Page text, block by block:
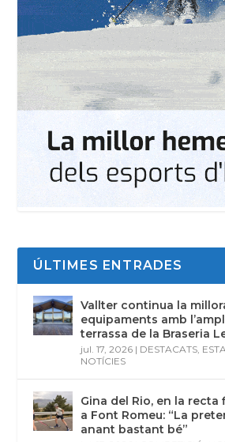
ÚLTIMES ENTRADES
Vallter continua la
equipaments amb
terrassa de la Braseria
jul. 17, 2026 | DESTACATS,
NOTÍCIES
Gina del Rio, en la recta
a Font Romeu: “La
anant bastant bé”